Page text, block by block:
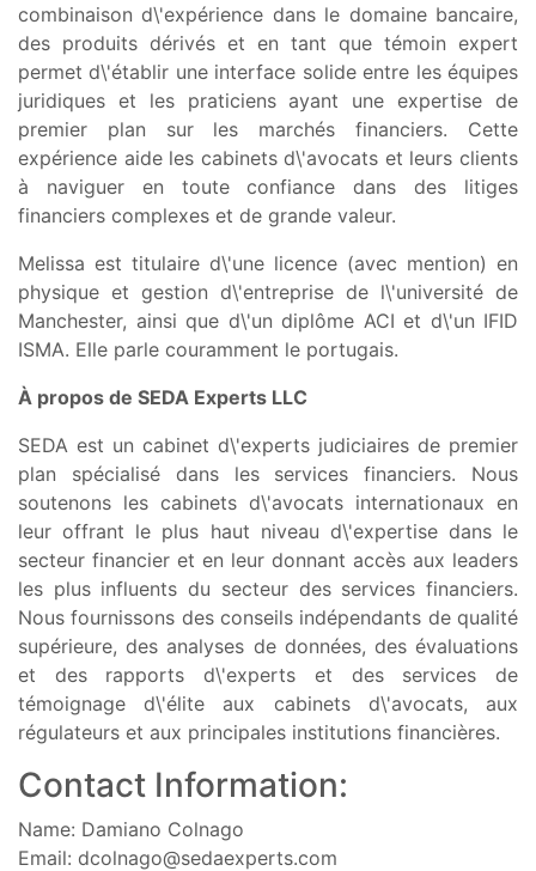
combinaison d\'expérience dans le domaine bancaire,
des produits dérivés et en tant que témoin expert
permet d\'établir une interface solide entre les équipes
juridiques et les praticiens ayant une expertise de
premier plan sur les marchés financiers. Cette
expérience aide les cabinets d\'avocats et leurs clients
à naviguer en toute confiance dans des litiges
financiers complexes et de grande valeur.
Melissa est titulaire d\'une licence (avec mention) en
physique et gestion d\'entreprise de l\'université de
Manchester, ainsi que d\'un diplôme ACI et d\'un IFID
ISMA. Elle parle couramment le portugais.
À propos de SEDA Experts LLC
SEDA est un cabinet d\'experts judiciaires de premier
plan spécialisé dans les services financiers. Nous
soutenons les cabinets d\'avocats internationaux en
leur offrant le plus haut niveau d\'expertise dans le
secteur financier et en leur donnant accès aux leaders
les plus influents du secteur des services financiers.
Nous fournissons des conseils indépendants de qualité
supérieure, des analyses de données, des évaluations
et des rapports d\'experts et des services de
témoignage d\'élite aux cabinets d\'avocats, aux
régulateurs et aux principales institutions financières.
Contact Information:
Name: Damiano Colnago
Email: dcolnago@sedaexperts.com